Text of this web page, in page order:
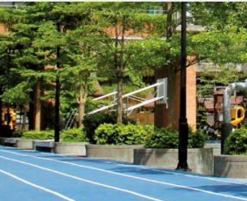
績🎉，32％達醫學系錄取標準、
習訂於8月13日(四) 14時30分至
MIT麻省理工學院，本校連續兩年